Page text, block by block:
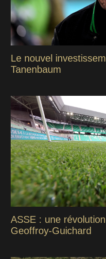
Le nouvel
Tanenbaum
ASSE : une
Geoffroy-Guichard